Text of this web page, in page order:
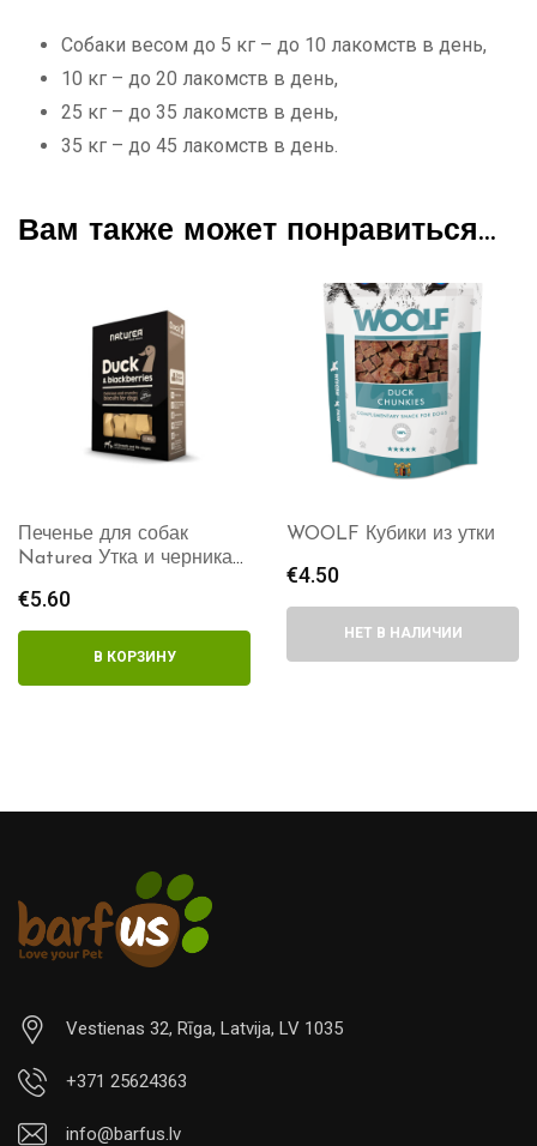
Собаки весом до 5 кг – до 10 лакомств в день,
10 кг – до 20 лакомств в день,
25 кг – до 35 лакомств в день,
35 кг – до 45 лакомств в день.
Вам также может понравиться…
Печенье для собак
Naturea Утка и черника
€5.60
В КОРЗИНУ
WOOLF Кубики из утки
€4.50
НЕТ В НАЛИЧИИ
Vestienas 32, Rīga, Latvija, LV 1035
+371 25624363
info@barfus.lv